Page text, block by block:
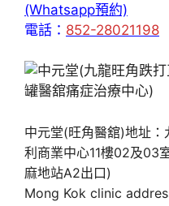
(Whatsapp預約)
電話： 852-28021198
中元堂(旺角醫舘)地址：
利商業中心11樓02及03
麻地站A2出口)
Mong Kok clinic